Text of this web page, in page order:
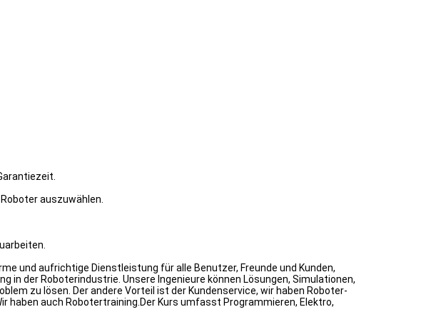
auszuwählen.
und aufrichtige Dienstleistung für alle Benutzer, Freunde und Kunden,
in der Roboterindustrie. Unsere Ingenieure können Lösungen, Simulationen,
zu lösen. Der andere Vorteil ist der Kundenservice, wir haben Roboter-
haben auch Robotertraining.Der Kurs umfasst Programmieren, Elektro,